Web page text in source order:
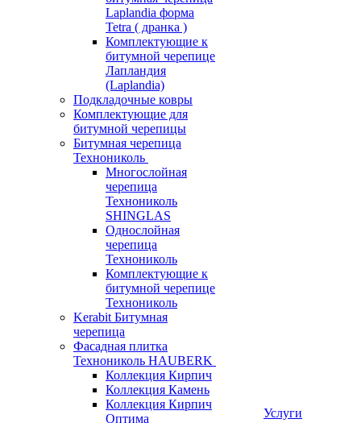
Laplandia форма
Tetra ( дранка )
Комплектующие к
битумной черепице
Лапландия
(Laplandia)
Подкладочные ковры
Комплектующие для
битумной черепицы
Битумная черепица
Технониколь
Многослойная
черепица
Технониколь
SHINGLAS
Однослойная
черепица
Технониколь
Комплектующие к
битумной черепице
Технониколь
Kerabit Битумная
черепица
Фасадная плитка
Технониколь HAUBERK
Кол​лекция Кирпич
Кол​лекция Камень
Коллекция Кирпич
Оптима
Услуги